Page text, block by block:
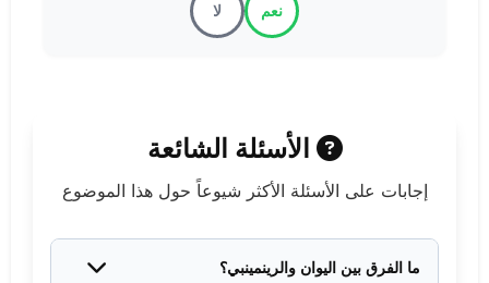
الجزيرة نت - مع اشتعال الحرب التجارية هل تنافس
العملة الصينية الدولار؟
نعم لا
الأسئلة الشائعة
إجابات على الأسئلة الأكثر شيوعاً حول هذا الموضوع
ما الفرق بين اليوان والرينمينبي؟